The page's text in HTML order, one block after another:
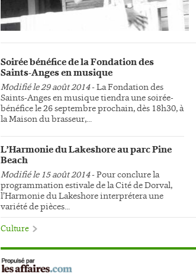
Soirée bénéfice de la Fondation des
Saints-Anges en musique
Modifié le 29 août 2014- La Fondation des
Saints-Anges en musique tiendra une soirée-
bénéfice le 26 septembre prochain, dès 18h30, à
la Maison du brasseur,...
L’Harmonie du Lakeshore au parc Pine
Beach
Modifié le 15 août 2014- Pour conclure la
programmation estivale de la Cité de Dorval,
l’Harmonie du Lakeshore interprétera une
variété de pièces...
Culture